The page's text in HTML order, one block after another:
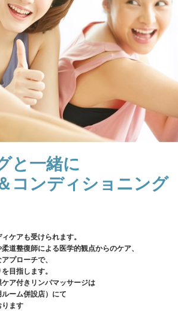
と一緒に
コンディショニング
ケアも受けられます。
道整復師による医学的観点からのケア、
プローチで、
目指します。
ア付きリンパマッサージは
ーム併設店）にて
ります